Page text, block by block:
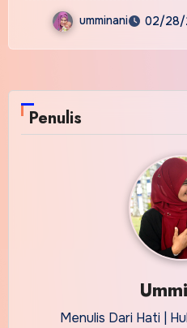
umminani 02/28/
Penulis
Menulis Dari Hati |